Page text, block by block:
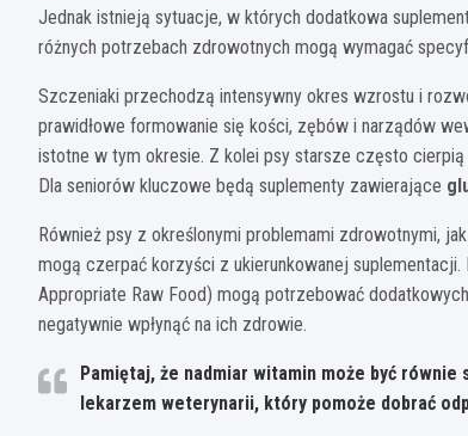
Jednak istnieją sytuacje, w których dodatkowa
różnych potrzebach zdrowotnych mogą wymagać
Szczeniaki przechodzą intensywny okres wzrostu i
prawidłowe formowanie się kości, zębów i narządów
istotne w tym okresie. Z kolei psy starsze często
Dla seniorów kluczowe będą suplementy zawierające
Również psy z określonymi problemami zdrowotnymi,
mogą czerpać korzyści z ukierunkowanej
Appropriate Raw Food) mogą potrzebować
negatywnie wpłynąć na ich zdrowie.
Pamiętaj, że nadmiar witamin może być
lekarzem weterynarii, który pomoże dobrać